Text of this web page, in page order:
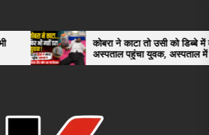
कोबरा ने काटा तो उसी को डिब्बे में बंद कर
अस्पताल पहुंचा युवक, अस्पताल में देखकर डॉक्टर
भी रह गए हैरान